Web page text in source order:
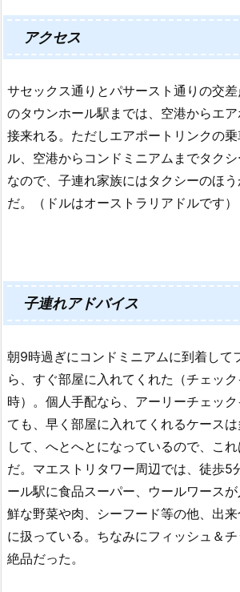
アクセス
サセックス通りとパサースト通りの交
のタウンホール駅までは、空港からエ
接来れる。ただしエアポートリンクの乗
ル、空港からコンドミニアムまでタク
なので、子連れ家族にはタクシーのほ
だ。（ドルはオーストラリアドルです）
子連れアドバイス
朝9時過ぎにコンドミニアムに到着して
ら、すぐ部屋に入れてくれた（チェッ
時）。個人手配なら、アーリーチェック
ても、早く部屋に入れてくれるケース
して、へとへとになっているので、こ
だ。マエストリタワー周辺では、徒歩5
ール駅に食品スーパー、ウールワース
鮮な野菜や肉、シーフード等の他、出
に扱っている。ちなみにフィッシュ＆
絶品だった。